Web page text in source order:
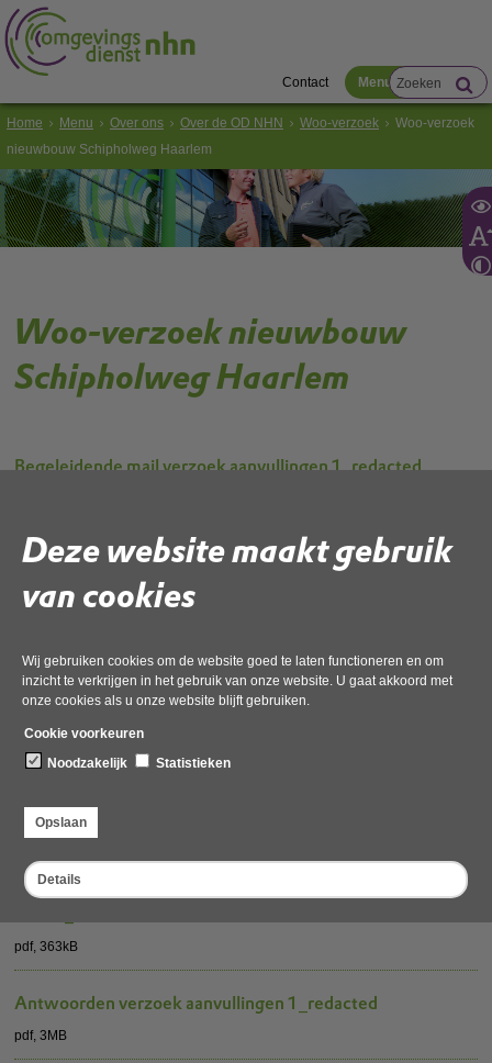
Deze website maakt gebruik
van cookies
Wij gebruiken cookies om de website goed te laten functioneren en om
inzicht te verkrijgen in het gebruik van onze website. U gaat akkoord met
onze cookies als u onze website blijft gebruiken.
Cookie voorkeuren
Noodzakelijk
Statistieken
Opslaan
Details
Contact Menu
Home Menu Over ons Over de OD NHN Woo-verzoek
Woo-verzoek
nieuwbouw Schipholweg Haarlem
Woo-verzoek nieuwbouw
Schipholweg Haarlem
Begeleidende mail verzoek aanvullingen 1_redacted
Begeleidende mail Verzoek aanvullingen 2_redacted
pdf , 1MB
pdf, 6MB
Akkoord uitstel aanleveren informatie_redacted
pdf, 1MB
Besluit_RZ_redacted
pdf, 363kB
Antwoorden verzoek aanvullingen 1_redacted
pdf, 3MB